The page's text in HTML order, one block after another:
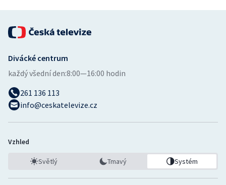
Divácké centrum
každý všední den:8:00—16:00 hodin
261 136 113
info@ceskatelevize.cz
Vzhled
Světlý Tmavý Systém